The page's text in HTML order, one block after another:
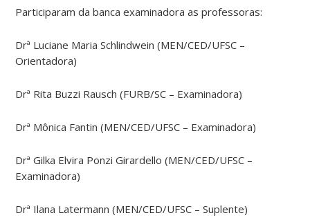
Participaram da banca examinadora as professoras:
Drª Luciane Maria Schlindwein (MEN/CED/UFSC –
Orientadora)
Drª Rita Buzzi Rausch (FURB/SC – Examinadora)
Drª Mônica Fantin (MEN/CED/UFSC – Examinadora)
Drª Gilka Elvira Ponzi Girardello (MEN/CED/UFSC –
Examinadora)
Drª Ilana Latermann (MEN/CED/UFSC – Suplente)